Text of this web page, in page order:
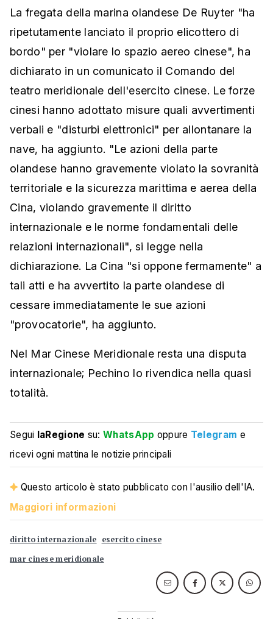
La fregata della marina olandese De Ruyter "ha
ripetutamente lanciato il proprio elicottero di
bordo" per "violare lo spazio aereo cinese", ha
dichiarato in un comunicato il Comando del
teatro meridionale dell'esercito cinese. Le forze
cinesi hanno adottato misure quali avvertimenti
verbali e "disturbi elettronici" per allontanare la
nave, ha aggiunto. "Le azioni della parte
olandese hanno gravemente violato la sovranità
territoriale e la sicurezza marittima e aerea della
Cina, violando gravemente il diritto
internazionale e le norme fondamentali delle
relazioni internazionali", si legge nella
dichiarazione. La Cina "si oppone fermamente" a
tali atti e ha avvertito la parte olandese di
cessare immediatamente le sue azioni
"provocatorie", ha aggiunto.
Nel Mar Cinese Meridionale resta una disputa
internazionale; Pechino lo rivendica nella quasi
totalità.
Segui laRegione su:WhatsApp oppure Telegram e
ricevi ogni mattina le notizie principali
Questo articolo è stato pubblicato con l'ausilio dell'IA.
Maggiori informazioni
diritto internazionale esercito cinese
mar cinese meridionale